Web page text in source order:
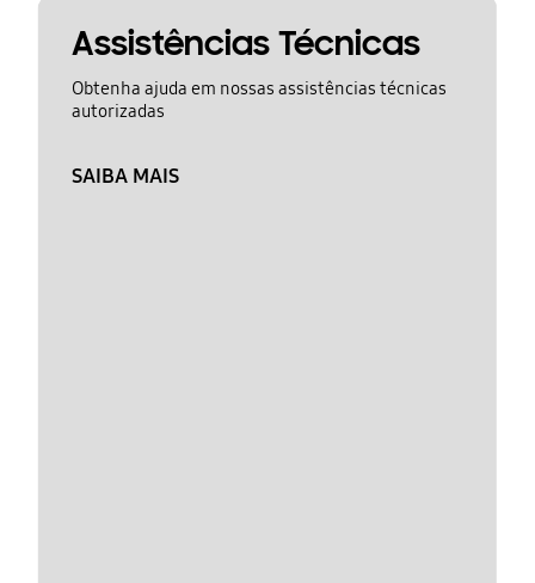
Assistências Técnicas
Obtenha ajuda em nossas assistências técnicas
autorizadas
SAIBA MAIS